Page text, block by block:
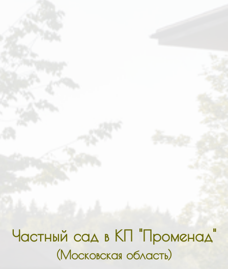
Частный сад в КП "Променад"
(Московская область)